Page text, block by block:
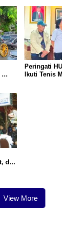
Peringati
Ikuti Tenis
dan
View More